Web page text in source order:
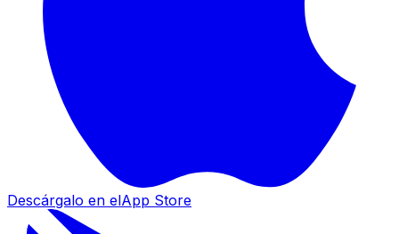
Descárgalo en elApp Store